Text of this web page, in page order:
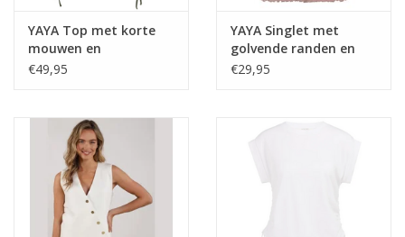
YAYA Top met korte
mouwen en
verstelbare koorden
€49,95
YAYA Singlet met
golvende randen en
aansluitende pasvorm
€29,95